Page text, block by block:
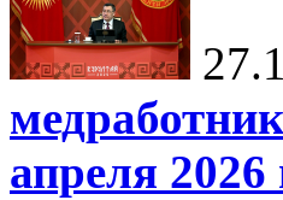
апреля 2026